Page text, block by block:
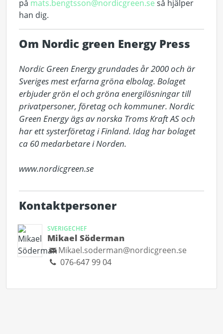
på mats.bengtsson@nordicgreen.se så hjälper
han dig.
Om Nordic green Energy Press
Nordic Green Energy grundades år 2000 och är
Sveriges mest erfarna gröna elbolag. Bolaget
erbjuder grön el och gröna energilösningar till
privatpersoner, företag och kommuner. Nordic
Green Energy ägs av norska Troms Kraft AS och
har ett systerföretag i Finland. Idag har bolaget
ca 60 medarbetare i Norden.
www.nordicgreen.se
Kontaktpersoner
SVERIGECHEF
Mikael Söderman
Mikael.soderman@nordicgreen.se
076-647 99 04